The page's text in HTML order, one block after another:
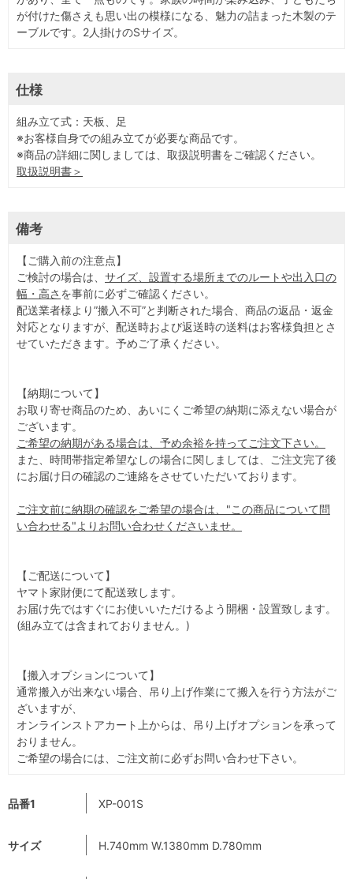
品番1 XP-001S
サイズ H.740mm W.1380mm D.780mm
が付けた傷さえも思い出の模様になる、魅力の詰まった木製のテ
ーブルです。2人掛けのSサイズ。
仕様
組み立て式：天板、足
※お客様自身での組み立てが必要な商品です。
※商品の詳細に関しましては、取扱説明書をご確認ください。
取扱説明書＞
備考
【ご購入前の注意点】
ご検討の場合は、 サイズ、設置する場所までのルートや出入口の
幅・高さ を事前に必ずご確認ください。
配送業者様より”搬入不可”と判断された場合、商品の返品・返金
対応となりますが、配送時および返送時の送料はお客様負担とさ
せていただきます。予めご了承ください。
【納期について】
お取り寄せ商品のため、あいにくご希望の納期に添えない場合が
ございます。
ご希望の納期がある場合は、予め余裕を持ってご注文下さい。
また、時間帯指定希望なしの場合に関しましては、ご注文完了後
にお届け日の確認のご連絡をさせていただいております。
ご注文前に納期の確認をご希望の場合は、"この商品について問
い合わせる"よりお問い合わせくださいませ。
【ご配送について】
ヤマト家財便にて配送致します。
お届け先ではすぐにお使いいただけるよう開梱・設置致します。
(組み立ては含まれておりません。)
【搬入オプションについて】
通常搬入が出来ない場合、吊り上げ作業にて搬入を行う方法がご
ざいますが、
オンラインストアカート上からは、吊り上げオプションを承って
おりません。
ご希望の場合には、ご注文前に必ずお問い合わせ下さい。